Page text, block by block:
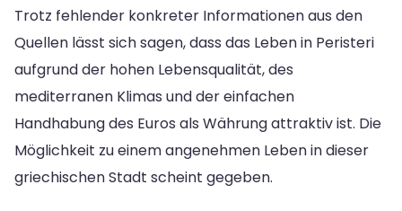
Trotz fehlender konkreter Informationen aus den
Quellen lässt sich sagen, dass das Leben in Peristeri
aufgrund der hohen Lebensqualität, des
mediterranen Klimas und der einfachen
Handhabung des Euros als Währung attraktiv ist. Die
Möglichkeit zu einem angenehmen Leben in dieser
griechischen Stadt scheint gegeben.